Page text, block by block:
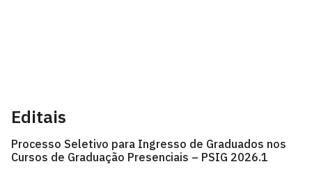
Editais
Processo Seletivo para Ingresso de Graduados nos
Cursos de Graduação Presenciais – PSIG 2026.1